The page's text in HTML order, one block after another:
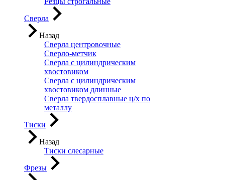
Сверла
Назад
Сверла центровочные
Сверло-метчик
Сверла с цилиндрическим
хвостовиком
Сверла с цилиндрическим
хвостовиком длинные
Сверла твердосплавные ц/х по
металлу
Тиски
Назад
Тиски слесарные
Фрезы